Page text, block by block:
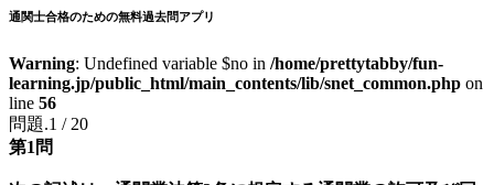
通関士合格のための無料過去問アプリ
Warning: Undefined variable $no in /home/prettytabby/fun-
learning.jp/public_html/main_contents/lib/snet_common.php on
line 56
問題.1 / 20
第1問